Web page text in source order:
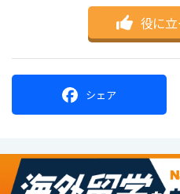
役に
シェア